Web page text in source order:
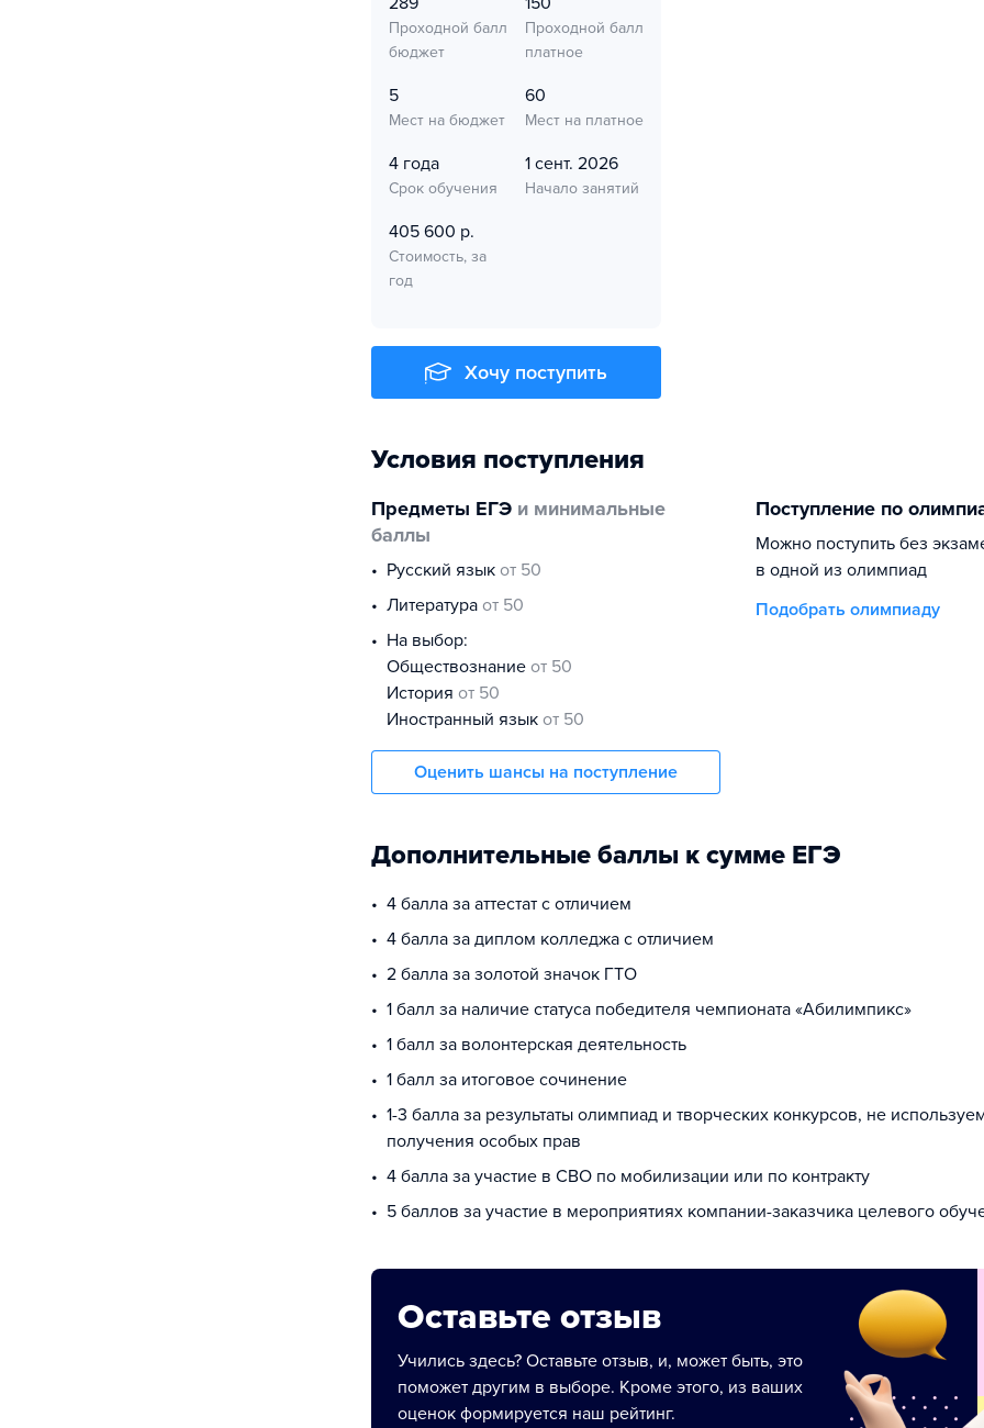
Проходной балл
бюджет
Проходной балл
платное
5
Мест на бюджет
60
Мест на платное
4 года
Срок обучения
1 сент. 2026
Начало занятий
405 600 р.
Стоимость, за
год
Хочу поступить
Условия поступления
Предметы ЕГЭ и минимальные
баллы
русский язык от 50
литература от 50
На выбор:
обществознание от 50
история от 50
иностранный язык от 50
Оценить шансы на поступление
Поступление по
Можно поступить без
в одной из олимпиад
Подобрать олимпиаду
Дополнительные баллы к сумме ЕГЭ
4 балла за аттестат с отличием
4 балла за диплом колледжа с отличием
2 балла за золотой значок ГТО
1 балл за наличие статуса победителя чемпионата «Абилимпикс»
1 балл за волонтерская деятельность
1 балл за итоговое сочинение
1-3 балла за результаты олимпиад и творческих конкурсов, не
получения особых прав
4 балла за участие в СВО по мобилизации или по контракту
5 баллов за участие в мероприятиях компании-заказчика целевого
Оставьте отзыв
Учились здесь? Оставьте отзыв, и, может быть, это
поможет другим в выборе. Кроме этого, из ваших
оценок формируется наш рейтинг.